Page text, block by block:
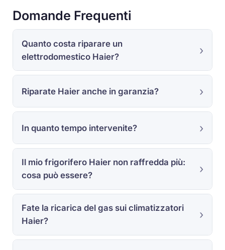
Domande Frequenti
Quanto costa riparare un
elettrodomestico Haier?
Riparate Haier anche in garanzia?
In quanto tempo intervenite?
Il mio frigorifero Haier non raffredda più:
cosa può essere?
Fate la ricarica del gas sui climatizzatori
Haier?